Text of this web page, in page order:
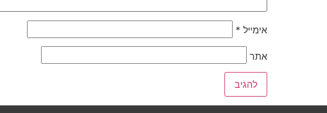
אימייל *
אתר